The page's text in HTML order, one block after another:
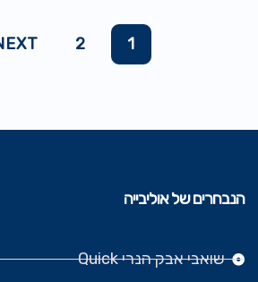
1
2
הנבחרים של אוליבייה
שואבי אבק הנרי Quick